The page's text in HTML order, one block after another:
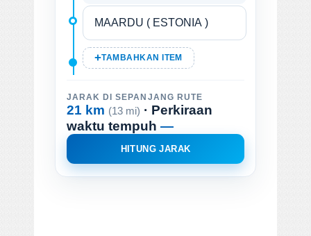
TAMBAHKAN ITEM
JARAK DI SEPANJANG RUTE
21 km (13 mi) · Perkiraan
waktu tempuh —
HITUNG JARAK